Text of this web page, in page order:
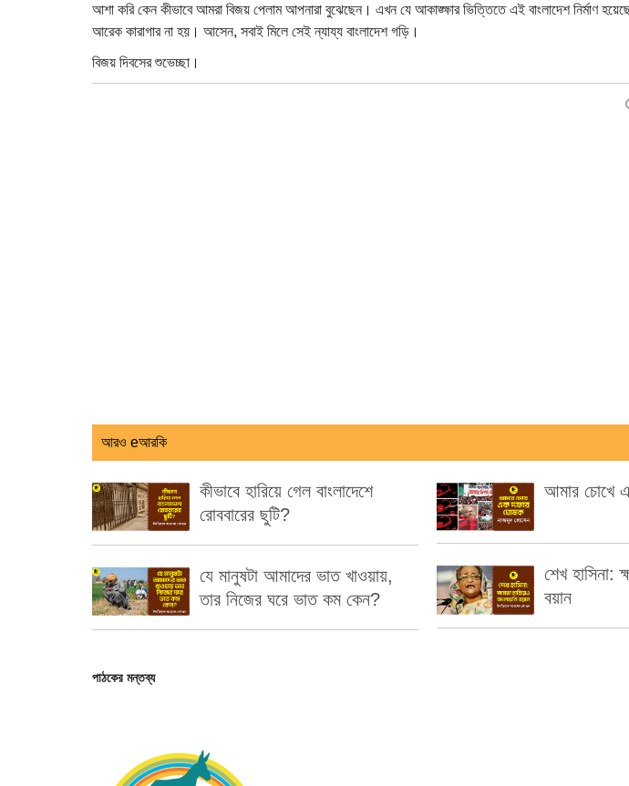
আশা করি কেন কীভাবে আমরা বিজয় পেলাম আপনারা বুঝেছেন। এখন যে আকাঙ্ক্ষার ভিত্তিতে এই বাংলাদেশ নির্মাণ
আরেক কারাগার না হয়। আসেন, সবাই মিলে সেই ন্যায্য বাংলাদেশ গড়ি।
বিজয় দিবসের শুভেচ্ছা।
আরও eআরকি
কীভাবে হারিয়ে গেল বাংলাদেশে
রোববারের ছুটি?
যে মানুষটা আমাদের ভাত খাওয়ায়,
তার নিজের ঘরে ভাত কম কেন?
আমার চোখে
শেখ হাসিনা:
বয়ান
পাঠকের মন্তব্য